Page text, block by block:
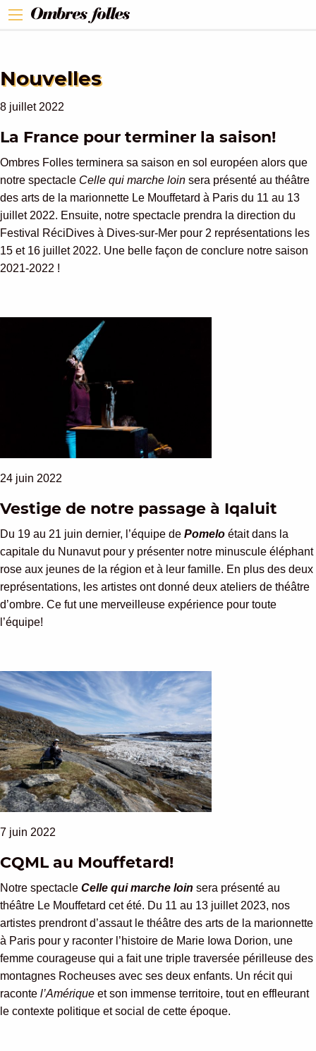
Nouvelles
8 juillet 2022
La France pour terminer la saison!
Ombres Folles terminera sa saison en sol européen alors que
notre spectacle Celle qui marche loin sera présenté au théâtre
des arts de la marionnette Le Mouffetard à Paris du 11 au 13
juillet 2022. Ensuite, notre spectacle prendra la direction du
Festival RéciDives à Dives-sur-Mer pour 2 représentations les
15 et 16 juillet 2022. Une belle façon de conclure notre saison
2021-2022 !
24 juin 2022
Vestige de notre passage à Iqaluit
Du 19 au 21 juin dernier, l’équipe de Pomelo était dans la
capitale du Nunavut pour y présenter notre minuscule éléphant
rose aux jeunes de la région et à leur famille. En plus des deux
représentations, les artistes ont donné deux ateliers de théâtre
d’ombre. Ce fut une merveilleuse expérience pour toute
l’équipe!
7 juin 2022
CQML au Mouffetard!
Notre spectacle Celle qui marche loin sera présenté au
théâtre Le Mouffetard cet été. Du 11 au 13 juillet 2023, nos
artistes prendront d’assaut le théâtre des arts de la marionnette
à Paris pour y raconter l’histoire de Marie Iowa Dorion, une
femme courageuse qui a fait une triple traversée périlleuse des
montagnes Rocheuses avec ses deux enfants. Un récit qui
raconte l’Amérique et son immense territoire, tout en effleurant
le contexte politique et social de cette époque.